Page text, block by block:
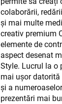
colaborării,
și mai multe
creativ premium
elemente de
aspect desenat
Style. Lucrul la o
mai ușor
și a
prezentări mai